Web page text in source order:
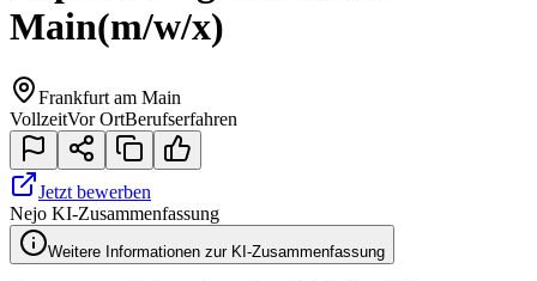
Main(m/w/x)
Frankfurt am Main
VollzeitVor OrtBerufserfahren
Jetzt bewerben
Nejo KI-Zusammenfassung
Weitere Informationen zur KI-Zusammenfassung